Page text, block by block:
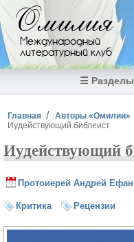
Перейти к основному
Омилия
Международный
литературный клуб
☰ Разделы
Вы здесь
Главная Авторы «Омилии»
Иудействующий библеист
Иудействующий
Протоиерей Андрей
Критика Рецензии